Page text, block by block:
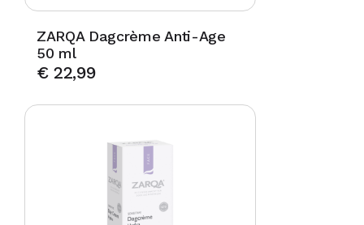
ZARQA Dagcrème Anti-Age
50 ml
€22,99